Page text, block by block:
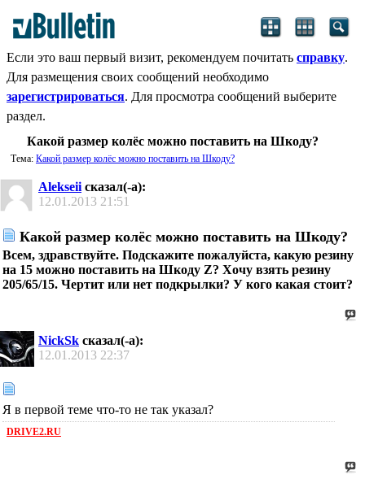
Если это ваш первый визит, рекомендуем почитать справку.
Для размещения своих сообщений необходимо
зарегистрироваться. Для просмотра сообщений выберите
раздел.
Какой размер колёс можно поставить на Шкоду?
Тема: Какой размер колёс можно поставить на Шкоду?
Alekseii сказал(-а):
12.01.2013 21:51
Какой размер колёс можно поставить на Шкоду?
Всем, здравствуйте. Подскажите пожалуйста, какую резину
на 15 можно поставить на Шкоду Z? Хочу взять резину
205/65/15. Чертит или нет подкрылки? У кого какая стоит?
NickSk сказал(-а):
12.01.2013 22:37
Я в первой теме что-то не так указал?
DRIVE2.RU